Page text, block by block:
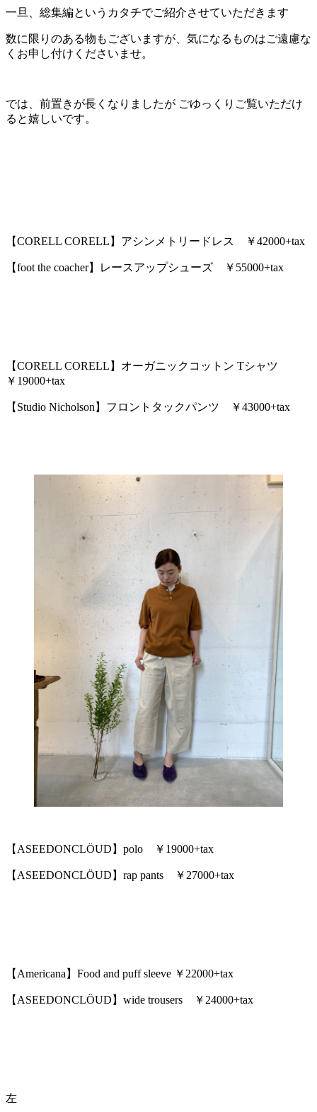
一旦、総集編というカタチでご紹介させていただきます
数に限りのある物もございますが、気になるものはご遠慮な
くお申し付けくださいませ。
では、前置きが長くなりましたが ごゆっくりご覧いただけ
ると嬉しいです。
【CORELL CORELL】アシンメトリードレス ￥42000+tax
【foot the coacher】レースアップシューズ ￥55000+tax
【CORELL CORELL】オーガニックコットン Tシャツ
￥19000+tax
【Studio Nicholson】フロントタックパンツ ￥43000+tax
【ASEEDONCLÖUD】polo ￥19000+tax
【ASEEDONCLÖUD】rap pants ￥27000+tax
【Americana】Food and puff sleeve ￥22000+tax
【ASEEDONCLÖUD】wide trousers ￥24000+tax
左